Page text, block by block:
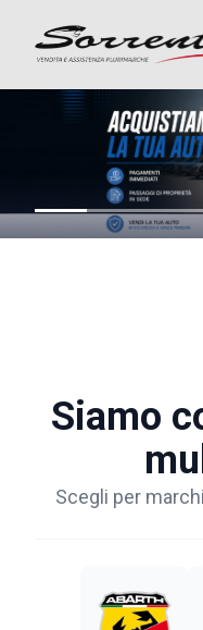
Siamo
Scegli per